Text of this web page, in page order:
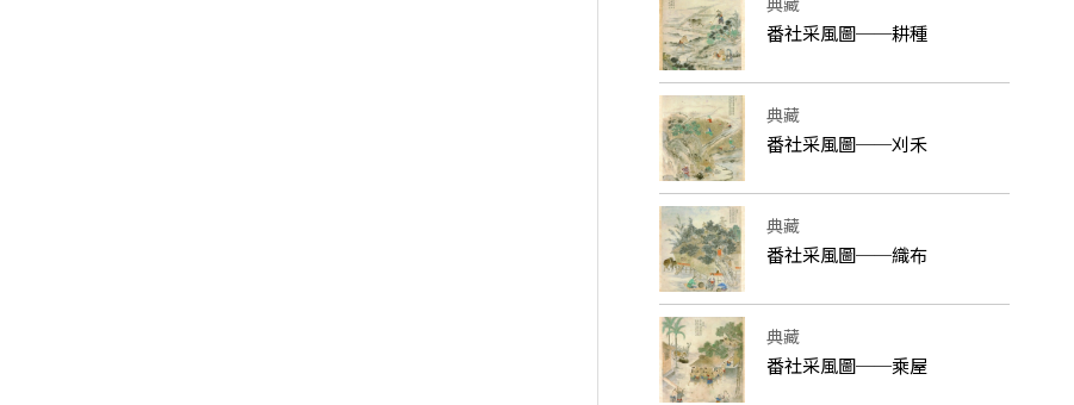
番社采風圖──耕種
典藏
番社采風圖──刈禾
典藏
番社采風圖──織布
典藏
番社采風圖──乘屋